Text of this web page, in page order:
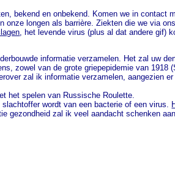
bekend en onbekend. Komen we in
longen als barrière. Ziekten die we via
, het levende virus (plus al dat andere gif)
informatie verzamelen. Het zal uw
zowel van de grote griepepidemie van
zal ik informatie verzamelen, aangezien
het spelen van Russische Roulette.
wordt van een bacterie of een virus.
gezondheid zal ik veel aandacht schenken